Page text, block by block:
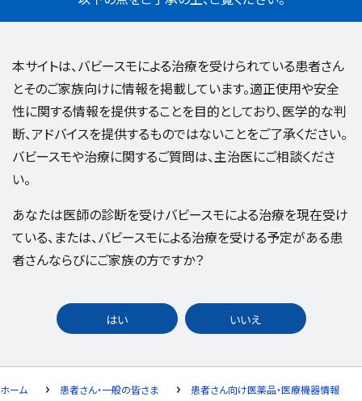
本サイトは、バビースモによる治療を受けられている患者さん
とそのご家族向けに情報を掲載しています。適正使用や安全
性に関する情報を提供することを目的としており、医学的な判
断、アドバイスを提供するものではないことをご了承ください。
バビースモや治療に関するご質問は、主治医にご相談くださ
い。
あなたは医師の診断を受けバビースモによる治療を現在受け
ている、または、バビースモによる治療を受ける予定がある患
者さんならびにご家族の方ですか？
はい いいえ
ホーム 患者さん・一般の皆さま
患者さん向け医薬品・医療機器情報